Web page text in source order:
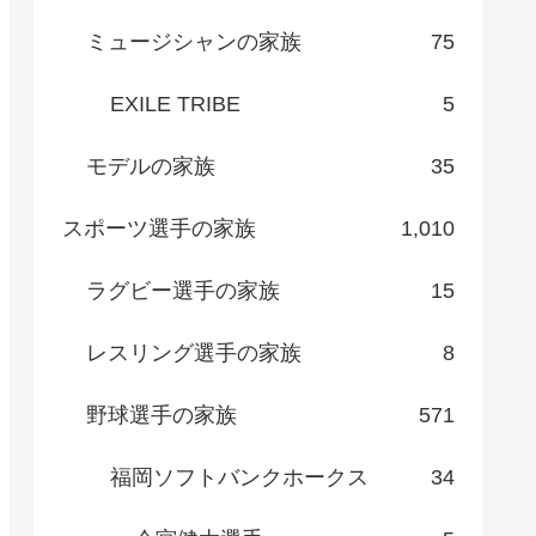
ミュージシャンの家族 75
EXILE TRIBE 5
モデルの家族 35
スポーツ選手の家族 1,010
ラグビー選手の家族 15
レスリング選手の家族 8
野球選手の家族 571
福岡ソフトバンクホークス 34